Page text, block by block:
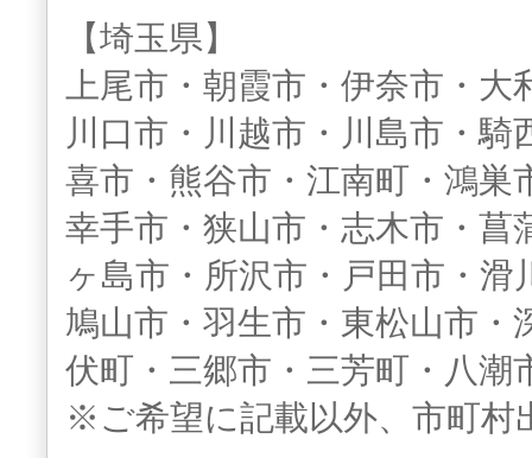
【埼玉県】
上尾市・朝霞市・伊奈市・
川口市・川越市・川島市・
喜市・熊谷市・江南町・鴻
幸手市・狭山市・志木市・菖
ヶ島市・所沢市・戸田市・
鳩山市・羽生市・東松山市
伏町・三郷市・三芳町・八潮
※ご希望に記載以外、市町村